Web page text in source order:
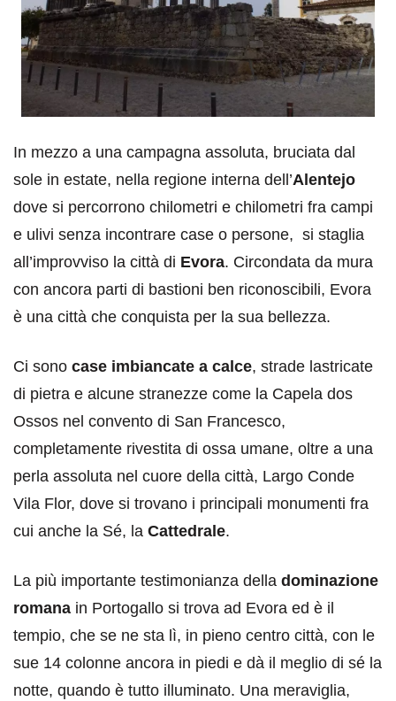
In mezzo a una campagna assoluta, bruciata dal
sole in estate, nella regione interna dell’Alentejo
dove si percorrono chilometri e chilometri fra campi
e ulivi senza incontrare case o persone, si staglia
all’improvviso la città di Evora. Circondata da mura
con ancora parti di bastioni ben riconoscibili, Evora
è una città che conquista per la sua bellezza.
Ci sono case imbiancate a calce, strade lastricate
di pietra e alcune stranezze come la Capela dos
Ossos nel convento di San Francesco,
completamente rivestita di ossa umane, oltre a una
perla assoluta nel cuore della città, Largo Conde
Vila Flor, dove si trovano i principali monumenti fra
cui anche la Sé, la Cattedrale.
La più importante testimonianza della dominazione
romana in Portogallo si trova ad Evora ed è il
tempio, che se ne sta lì, in pieno centro città, con le
sue 14 colonne ancora in piedi e dà il meglio di sé la
notte, quando è tutto illuminato. Una meraviglia,